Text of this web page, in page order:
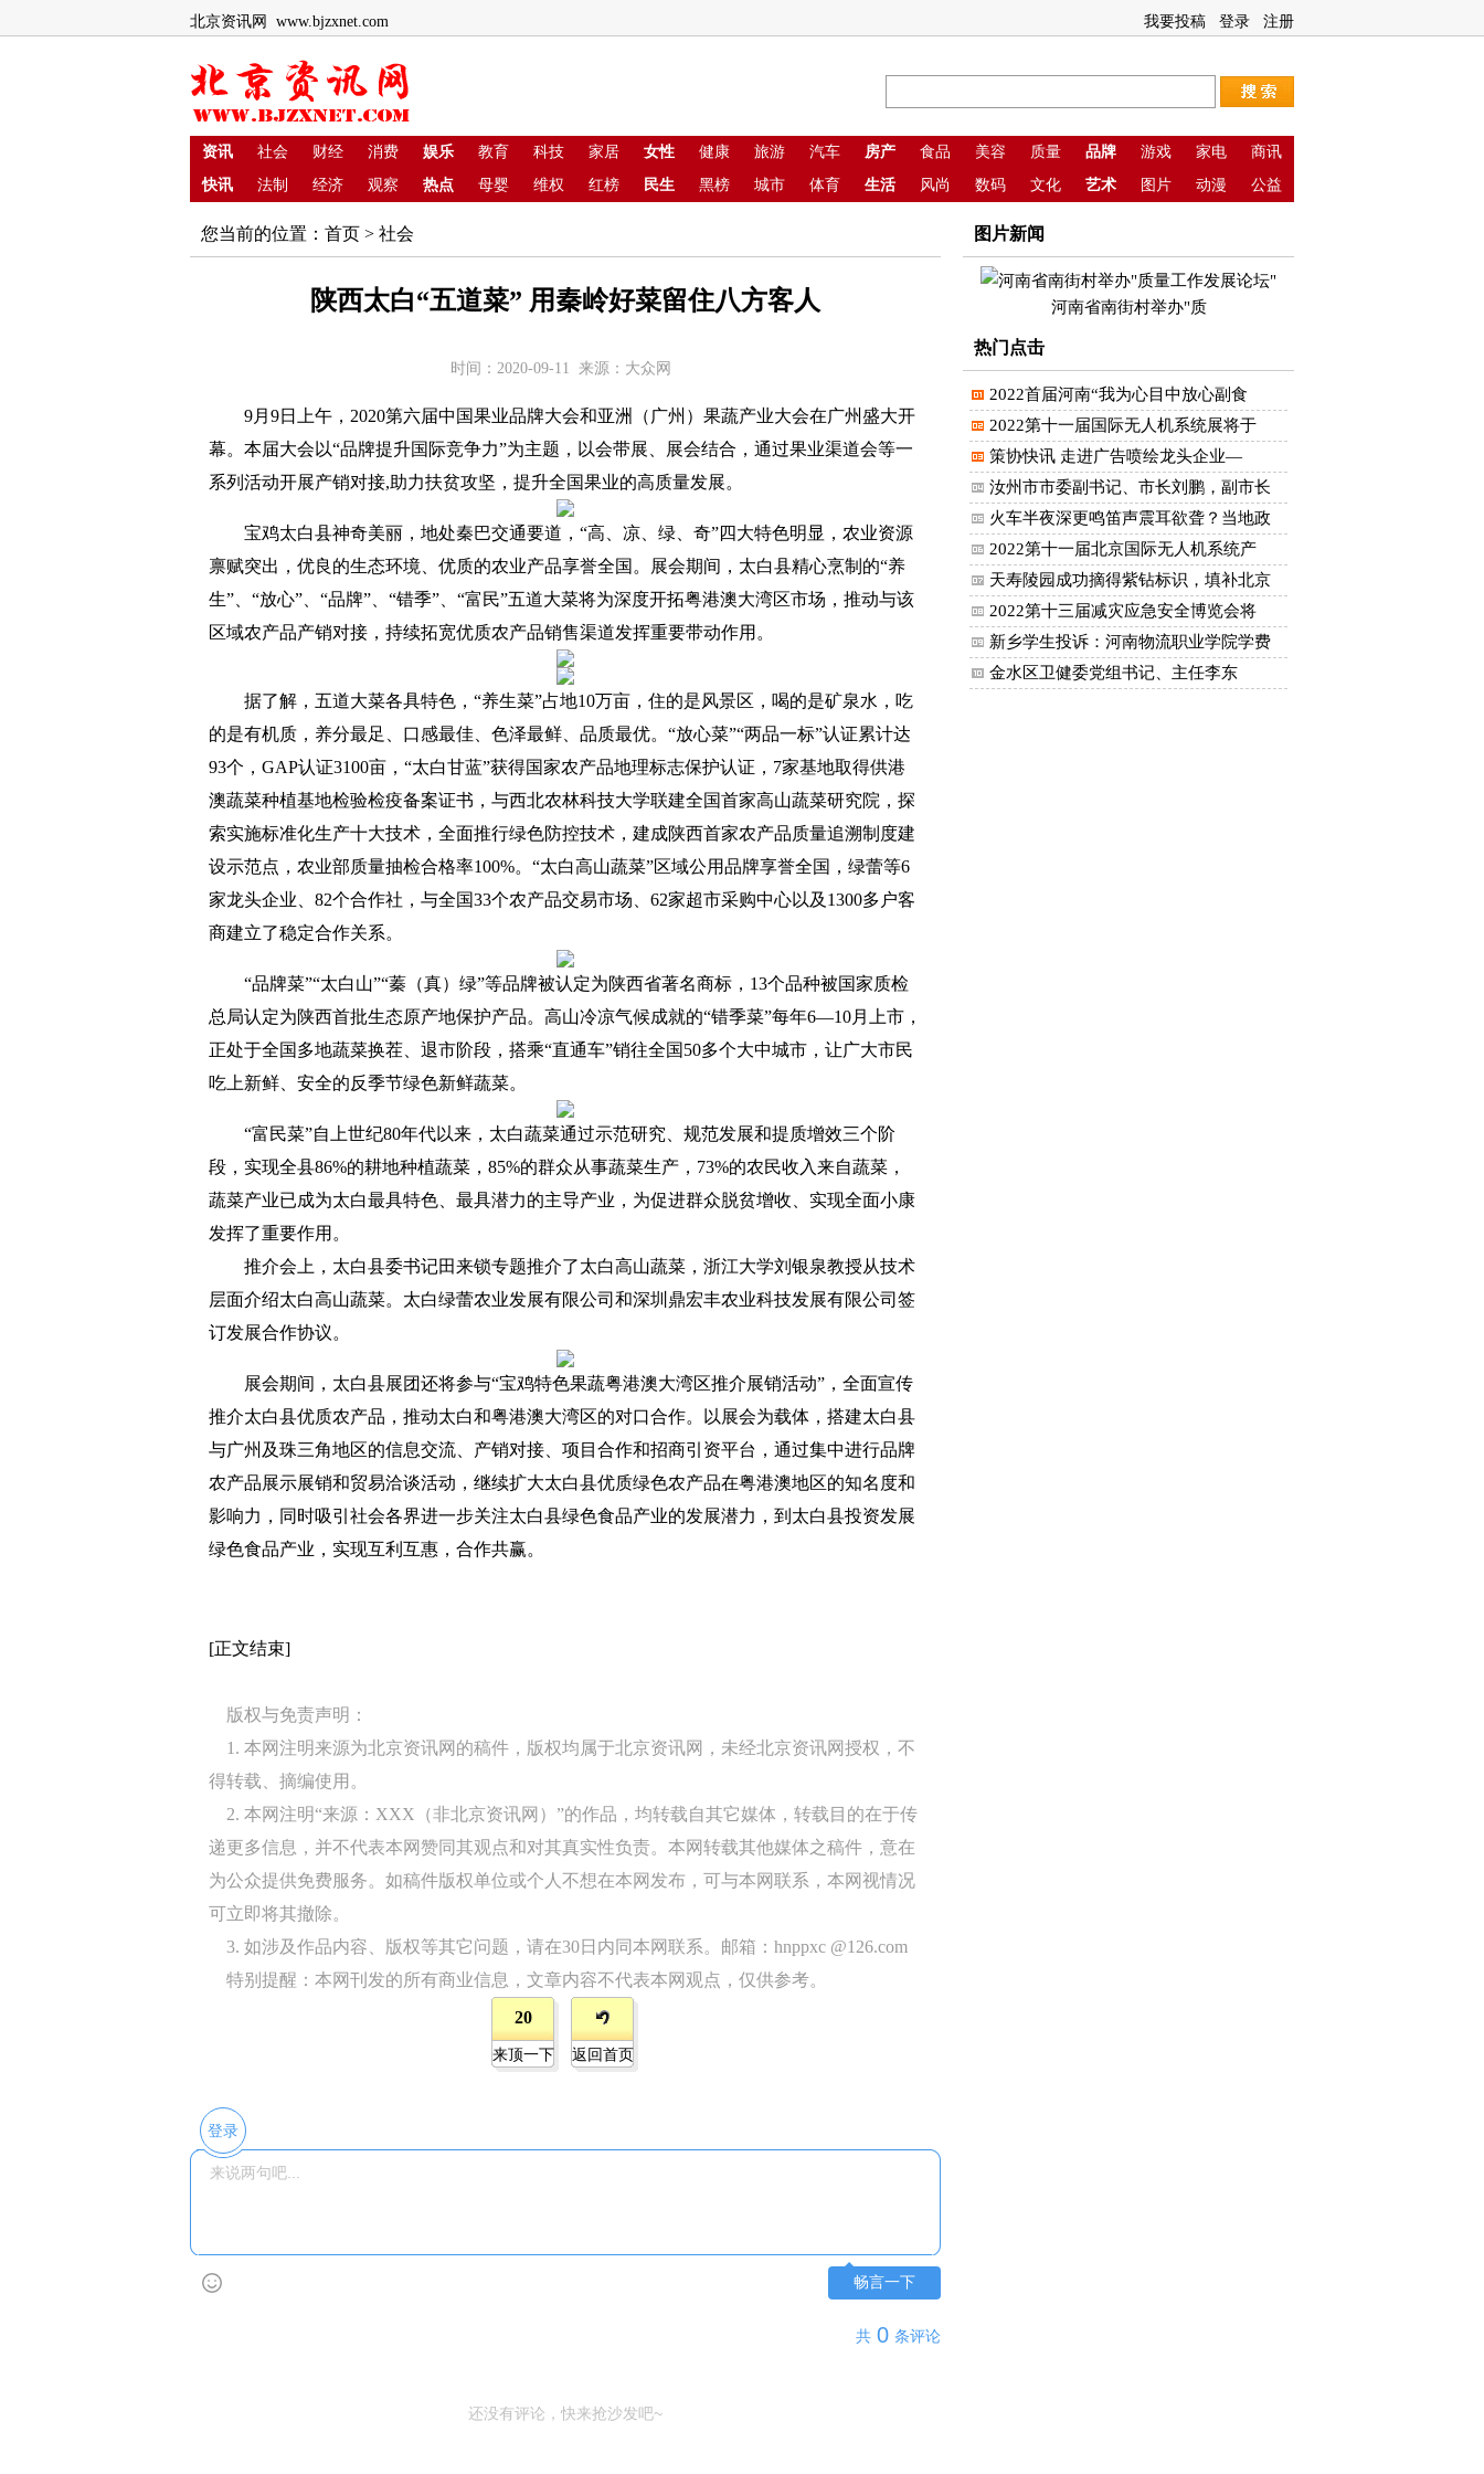
北京资讯网 www.bjzxnet.com 我要投稿 登录 注册
资讯 社会 财经 消费 娱乐 教育 科技 家居 女性 健康 旅游 汽车 房产 食品 美容 质量 品牌 游戏 家电
商讯
快讯
法制 经济 观察 热点 母婴 维权 红榜 民生 黑榜 城市 体育 生活 风尚 数码 文化 艺术 图片 动漫 公益
您当前的位置： 首页 > 社会
陕西太白“五道菜” 用秦岭好菜留住八方客人
时间：2020-09-11 来源：大众网
9月9日上午，2020第六届中国果业品牌大会和亚洲（广州）果蔬产业大会在广州盛大开
幕。本届大会以“品牌提升国际竞争力”为主题，以会带展、展会结合，通过果业渠道会等一
系列活动开展产销对接,助力扶贫攻坚，提升全国果业的高质量发展。
宝鸡太白县神奇美丽，地处秦巴交通要道，“高、凉、绿、奇”四大特色明显，农业资源
禀赋突出，优良的生态环境、优质的农业产品享誉全国。展会期间，太白县精心烹制的“养
生”、“放心”、“品牌”、“错季”、“富民”五道大菜将为深度开拓粤港澳大湾区市场，推动与该
区域农产品产销对接，持续拓宽优质农产品销售渠道发挥重要带动作用。
据了解，五道大菜各具特色，“养生菜”占地10万亩，住的是风景区，喝的是矿泉水，吃
的是有机质，养分最足、口感最佳、色泽最鲜、品质最优。“放心菜”“两品一标”认证累计达
93个，GAP认证3100亩，“太白甘蓝”获得国家农产品地理标志保护认证，7家基地取得供港
澳蔬菜种植基地检验检疫备案证书，与西北农林科技大学联建全国首家高山蔬菜研究院，探
索实施标准化生产十大技术，全面推行绿色防控技术，建成陕西首家农产品质量追溯制度建
设示范点，农业部质量抽检合格率100%。“太白高山蔬菜”区域公用品牌享誉全国，绿蕾等6
家龙头企业、82个合作社，与全国33个农产品交易市场、62家超市采购中心以及1300多户客
商建立了稳定合作关系。
“品牌菜”“太白山”“蓁（真）绿”等品牌被认定为陕西省著名商标，13个品种被国家质检
总局认定为陕西首批生态原产地保护产品。高山冷凉气候成就的“错季菜”每年6—10月上市，
正处于全国多地蔬菜换茬、退市阶段，搭乘“直通车”销往全国50多个大中城市，让广大市民
吃上新鲜、安全的反季节绿色新鲜蔬菜。
“富民菜”自上世纪80年代以来，太白蔬菜通过示范研究、规范发展和提质增效三个阶
段，实现全县86%的耕地种植蔬菜，85%的群众从事蔬菜生产，73%的农民收入来自蔬菜，
蔬菜产业已成为太白最具特色、最具潜力的主导产业，为促进群众脱贫增收、实现全面小康
发挥了重要作用。
推介会上，太白县委书记田来锁专题推介了太白高山蔬菜，浙江大学刘银泉教授从技术
层面介绍太白高山蔬菜。太白绿蕾农业发展有限公司和深圳鼎宏丰农业科技发展有限公司签
订发展合作协议。
展会期间，太白县展团还将参与“宝鸡特色果蔬粤港澳大湾区推介展销活动”，全面宣传
推介太白县优质农产品，推动太白和粤港澳大湾区的对口合作。以展会为载体，搭建太白县
与广州及珠三角地区的信息交流、产销对接、项目合作和招商引资平台，通过集中进行品牌
农产品展示展销和贸易洽谈活动，继续扩大太白县优质绿色农产品在粤港澳地区的知名度和
影响力，同时吸引社会各界进一步关注太白县绿色食品产业的发展潜力，到太白县投资发展
绿色食品产业，实现互利互惠，合作共赢。
[正文结束]
版权与免责声明：
1. 本网注明来源为北京资讯网的稿件，版权均属于北京资讯网，未经北京资讯网授权，不
得转载、摘编使用。
2. 本网注明“来源：XXX（非北京资讯网）”的作品，均转载自其它媒体，转载目的在于传
递更多信息，并不代表本网赞同其观点和对其真实性负责。本网转载其他媒体之稿件，意在
为公众提供免费服务。如稿件版权单位或个人不想在本网发布，可与本网联系，本网视情况
可立即将其撤除。
3. 如涉及作品内容、版权等其它问题，请在30日内同本网联系。邮箱：hnppxc @126.com
特别提醒：本网刊发的所有商业信息，文章内容不代表本网观点，仅供参考。
20
来顶一下 返回首页
登录
畅言一下
共 0 条评论
还没有评论，快来抢沙发吧~
图片新闻
河南省南街村举办"质
热门点击
2022首届河南“我为心目中放心副食
2022第十一届国际无人机系统展将于
策协快讯 走进广告喷绘龙头企业—
汝州市市委副书记、市长刘鹏，副市长
火车半夜深更鸣笛声震耳欲聋？当地政
2022第十一届北京国际无人机系统产
天寿陵园成功摘得紫钻标识，填补北京
2022第十三届减灾应急安全博览会将
新乡学生投诉：河南物流职业学院学费
金水区卫健委党组书记、主任李东